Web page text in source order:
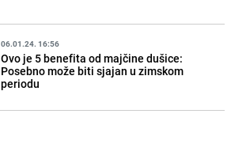
06.01.24. 16:56
Ovo je 5 benefita od majčine dušice:
Posebno može biti sjajan u zimskom
periodu